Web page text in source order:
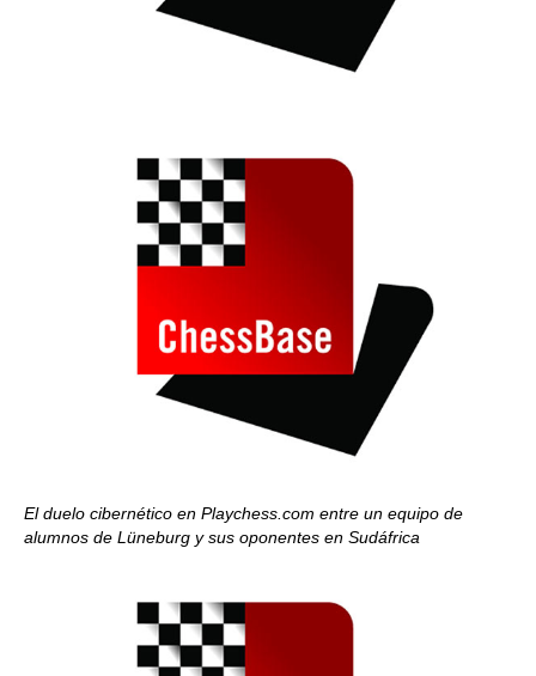
El duelo cibernético en Playchess.com entre un equipo de
alumnos de Lüneburg y sus oponentes en Sudáfrica